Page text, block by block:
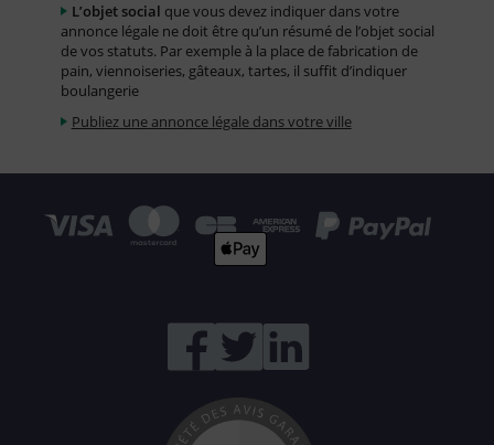
L’objet social que vous devez indiquer dans votre
annonce légale ne doit être qu’un résumé de l’objet social
de vos statuts. Par exemple à la place de fabrication de
pain, viennoiseries, gâteaux, tartes, il suffit d’indiquer
boulangerie
Publiez une annonce légale dans votre ville